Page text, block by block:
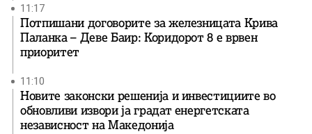
11:17
Потпишани договорите за железницата Крива
Паланка – Деве Баир: Коридорот 8 е врвен
приоритет
11:10
Новите законски решенија и инвестициите во
обновливи извори ја градат енергетската
независност на Македонија